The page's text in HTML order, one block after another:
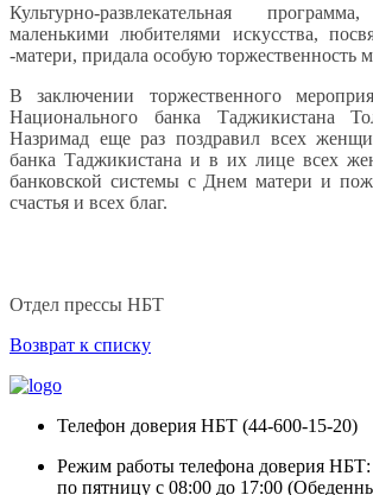
Культурно-развлекательная
маленькими любителями искусства,
-матери, придала особую торжественность
В заключении торжественного
Национального банка Таджикистана
Назримад еще раз поздравил всех
банка Таджикистана и в их лице всех
банковской системы с Днем матери и
счастья и всех благ.
Отдел прессы НБТ
Возврат к списку
Телефон доверия НБТ (44-600-15-20)
Режим работы телефона доверия НБТ:
по пятницу с 08:00 до 17:00